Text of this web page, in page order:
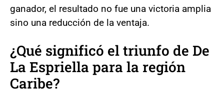
ganador, el resultado no fue una victoria amplia
sino una reducción de la ventaja.
¿Qué significó el triunfo de De
La Espriella para la región
Caribe?